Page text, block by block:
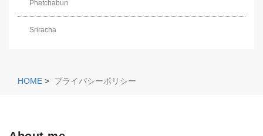
Phetchabun
Sriracha
HOME > プライバシーポリシー